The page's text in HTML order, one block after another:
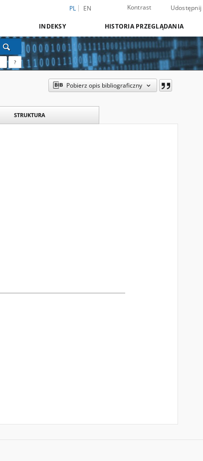
PL EN Kontrast Udostępnij
INDEKSY HISTORIA PRZEGLĄDANIA
?
Pobierz opis bibliograficzny
STRUKTURA